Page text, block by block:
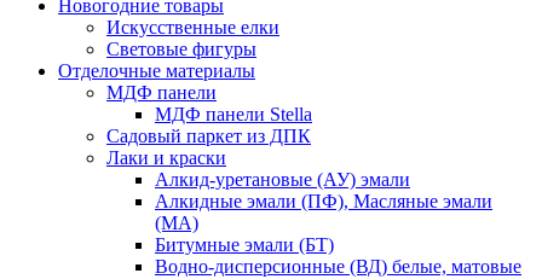
Новогодние товары
Искусственные елки
Световые фигуры
Отделочные материалы
МДФ панели
МДФ панели Stella
Садовый паркет из ДПК
Лаки и краски
Алкид-уретановые (АУ) эмали
Алкидные эмали (ПФ), Масляные эмали
(МА)
Битумные эмали (БТ)
Водно-дисперсионные (ВД) белые, матовые